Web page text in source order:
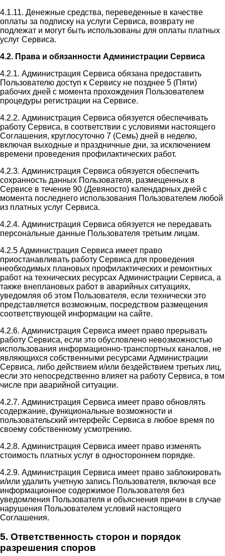
4.1.11. Денежные средства, переведенные в качестве
оплаты за подписку на услуги Сервиса, возврату не
подлежат и могут быть использованы для оплаты платных
услуг Сервиса.
4.2. Права и обязанности Администрации Сервиса
4.2.1. Администрация Сервиса обязана предоставить
Пользователю доступ к Сервису не позднее 5 (Пяти)
рабочих дней с момента прохождения Пользователем
процедуры регистрации на Сервисе.
4.2.2. Администрация Сервиса обязуется обеспечивать
работу Сервиса, в соответствии с условиями настоящего
Соглашения, круглосуточно 7 (Семь) дней в неделю,
включая выходные и праздничные дни, за исключением
времени проведения профилактических работ.
4.2.3. Администрация Сервиса обязуется обеспечить
сохранность данных Пользователя, размещенных в
Сервисе в течение 90 (Девяносто) календарных дней с
момента последнего использования Пользователем любой
из платных услуг Сервиса.
4.2.4. Администрация Сервиса обязуется не передавать
персональные данные Пользователя третьим лицам.
4.2.5 Администрация Сервиса имеет право
приостанавливать работу Сервиса для проведения
необходимых плановых профилактических и ремонтных
работ на технических ресурсах Администрации Сервиса, а
также внеплановых работ в аварийных ситуациях,
уведомляя об этом Пользователя, если технически это
представляется возможным, посредством размещения
соответствующей информации на сайте.
4.2.6. Администрация Сервиса имеет право прерывать
работу Сервиса, если это обусловлено невозможностью
использования информационно-транспортных каналов, не
являющихся собственными ресурсами Администрации
Сервиса, либо действием и/или бездействием третьих лиц,
если это непосредственно влияет на работу Сервиса, в том
числе при аварийной ситуации.
4.2.7. Администрация Сервиса имеет право обновлять
содержание, функциональные возможности и
пользовательский интерфейс Сервиса в любое время по
своему собственному усмотрению.
4.2.8. Администрация Сервиса имеет право изменять
стоимость платных услуг в одностороннем порядке.
4.2.9. Администрация Сервиса имеет право заблокировать
и/или удалить учетную запись Пользователя, включая все
информационное содержимое Пользователя без
уведомления Пользователя и объяснения причин в случае
нарушения Пользователем условий настоящего
Соглашения.
5. Ответственность сторон и порядок
разрешения споров